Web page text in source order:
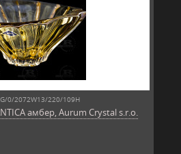
0/2072W13/220/109H
амбер, Aurum Crystal s.r.o.